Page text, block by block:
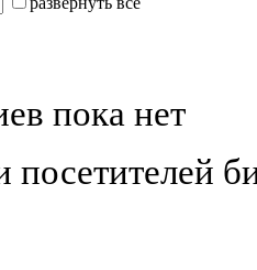
пока нет